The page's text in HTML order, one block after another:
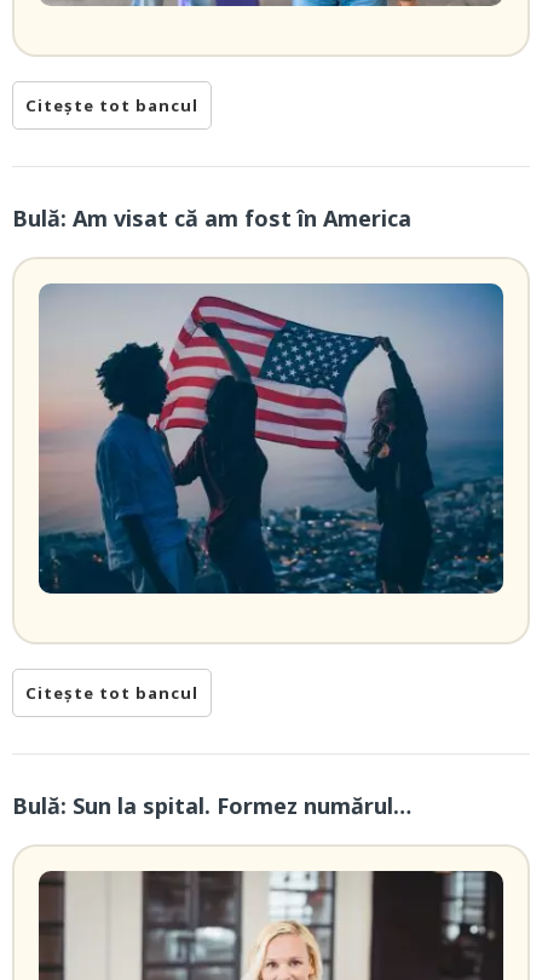
Citește tot bancul
Bulă: Am visat că am fost în America
Citește tot bancul
Bulă: Sun la spital. Formez numărul…